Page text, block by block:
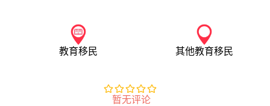
教育移民 其他教育移民
暂无评论